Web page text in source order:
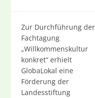
Zur Durchführung der
Fachtagung
„Willkommenskultur
konkret“ erhielt
GlobaLokal eine
Förderung der
Landesstiftung